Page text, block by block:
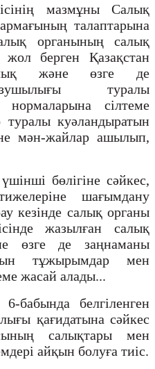
мазмұны Салық
талаптарына
органының салық
жол берген Қазақстан
және өзге де
туралы
сілтеме
куәландыратын
мән-жайлар ашылып,
бөлігіне сәйкес,
шағымдану
кезінде салық органы
жазылған салық
өзге де заңнаманы
тұжырымдар мен
жасай алады...
бабында белгіленген
қағидатына сәйкес
салықтары мен
айқын болуға тиіс.